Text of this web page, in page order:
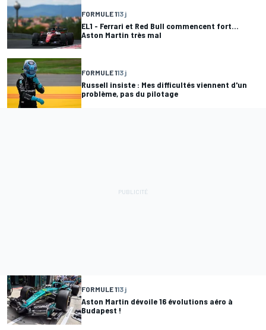
FORMULE 113 j
EL1 - Ferrari et Red Bull commencent fort...
Aston Martin très mal
FORMULE 113 j
Russell insiste : Mes difficultés viennent d'un
problème, pas du pilotage
FORMULE 113 j
Aston Martin dévoile 16 évolutions aéro à
Budapest !